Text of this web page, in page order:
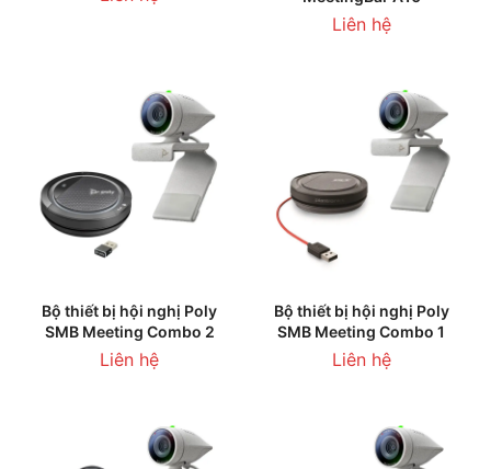
Liên hệ
Bộ thiết bị hội nghị Poly
SMB Meeting Combo 2
Liên hệ
Bộ thiết bị hội nghị Poly
SMB Meeting Combo 1
Liên hệ